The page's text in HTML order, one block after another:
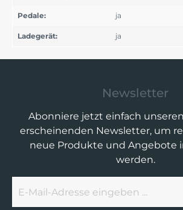
Pedale: ja
Ladegerät: ja
Newsletter
Abonniere jetzt einfach
erscheinenden Newsletter, um
neue Produkte und Angebote
werden.